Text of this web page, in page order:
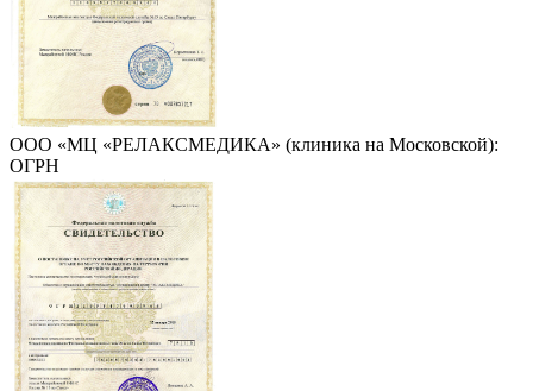
ООО «МЦ «РЕЛАКСМЕДИКА» (клиника на Московской):
ОГРН